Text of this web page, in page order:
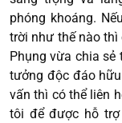
phóng khoáng.
trời như thế nào
Phụng vừa chia sẻ
tưởng độc đáo
vấn thì có thể liên
tôi để được hỗ